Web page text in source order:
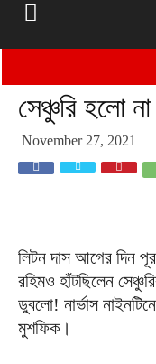
সেঞ্চুরি হলো
November 27, 2021
লিটন দাস আগের দিন
রহিমও হাঁটছিলেন
ডুবলো! নার্ভাস
মুশফিক।